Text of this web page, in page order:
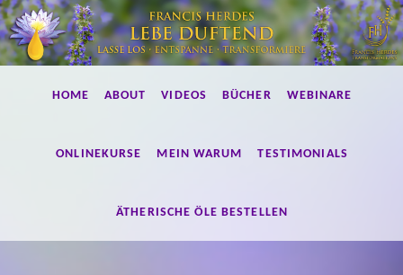
Lebe
duftend!
HOME ABOUT VIDEOS BÜCHER WEBINARE
ONLINEKURSE MEIN WARUM TESTIMONIALS
ÄTHERISCHE ÖLE BESTELLEN